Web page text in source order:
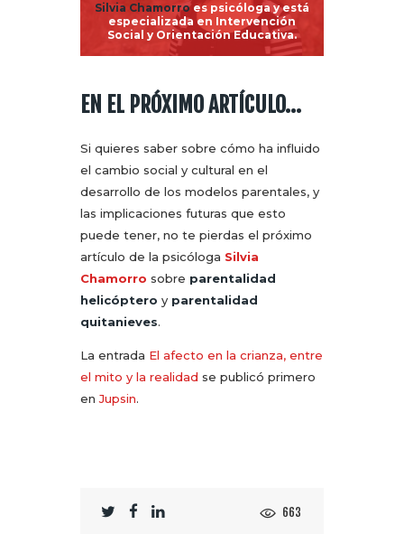
Silvia Chamorroes psicóloga y está
especializada en Intervención
Social y Orientación Educativa.
EN EL PRÓXIMO ARTÍCULO…
Si quieres saber sobre cómo ha influido
el cambio social y cultural en el
desarrollo de los modelos parentales, y
las implicaciones futuras que esto
puede tener, no te pierdas el próximo
artículo de la psicóloga Silvia
Chamorro sobre parentalidad
helicóptero y parentalidad
quitanieves.
La entrada El afecto en la crianza, entre
el mito y la realidad se publicó primero
enJupsin.
663